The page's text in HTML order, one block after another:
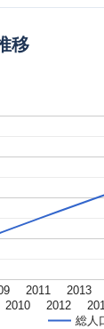
移
総人
2010
2011
2012
2013